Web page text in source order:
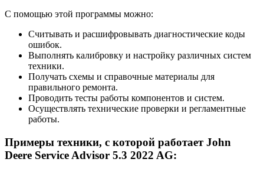
С помощью этой программы можно:
Считывать и расшифровывать диагностические коды
ошибок.
Выполнять калибровку и настройку различных систем
техники.
Получать схемы и справочные материалы для
правильного ремонта.
Проводить тесты работы компонентов и систем.
Осуществлять технические проверки и регламентные
работы.
Примеры техники, с которой работает John
Deere Service Advisor 5.3 2022 AG: